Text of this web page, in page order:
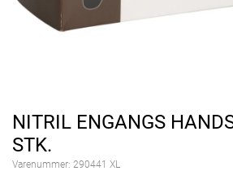
NITRIL ENGANGS
STK.
Varenummer: 290441 XL